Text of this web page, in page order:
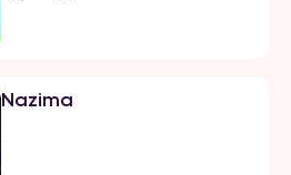
Nazima